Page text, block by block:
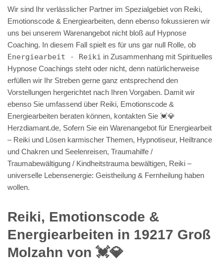
Wir sind Ihr verlässlicher Partner im Spezialgebiet von Reiki,
Emotionscode & Energiearbeiten, denn ebenso fokussieren wir
uns bei unserem Warenangebot nicht bloß auf Hypnose
Coaching. In diesem Fall spielt es für uns gar null Rolle, ob
Energiearbeit - Reiki in Zusammenhang mit Spirituelles
Hypnose Coachings steht oder nicht, denn natürlicherweise
erfüllen wir Ihr Streben gerne ganz entsprechend den
Vorstellungen hergerichtet nach Ihren Vorgaben. Damit wir
ebenso Sie umfassend über Reiki, Emotionscode &
Energiearbeiten beraten können, kontakten Sie 💓️💎
Herzdiamant.de, Sofern Sie ein Warenangebot für Energiearbeit
– Reiki und Lösen karmischer Themen, Hypnotiseur, Heiltrance
und Chakren und Seelenreisen, Traumahilfe /
Traumabewältigung / Kindheitstrauma bewältigen, Reiki –
universelle Lebensenergie: Geistheilung & Fernheilung haben
wollen.
Reiki, Emotionscode &
Energiearbeiten in 19217 Groß
Molzahn von 💓️💎